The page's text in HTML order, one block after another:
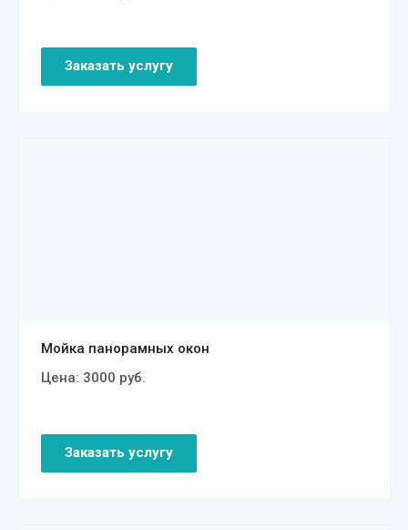
Заказать услугу
Мойка панорамных окон
Цена: 3000 руб.
Заказать услугу